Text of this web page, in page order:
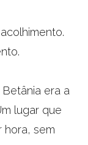
era a
lugar que
hora, sem